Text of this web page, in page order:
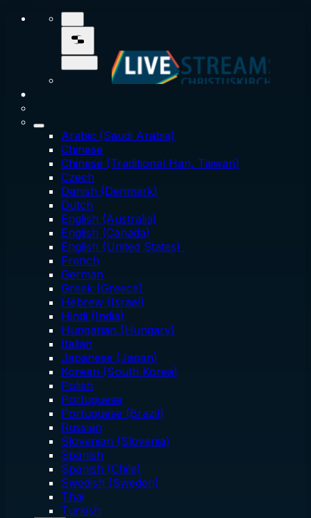
Arabic (Saudi Arabia)
Chinese
Chinese (Traditional Han, Taiwan)
Czech
Danish (Denmark)
Dutch
English (Australia)
English (Canada)
English (United States)
French
German
Greek (Greece)
Hebrew (Israel)
Hindi (India)
Hungarian (Hungary)
Italian
Japanese (Japan)
Korean (South Korea)
Polish
Portuguese
Portuguese (Brazil)
Russian
Slovenian (Slovenia)
Spanish
Spanish (Chile)
Swedish (Sweden)
Thai
Turkish